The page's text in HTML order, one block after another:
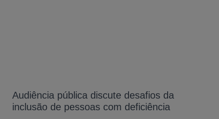
Audiência pública discute desafios da
inclusão de pessoas com deficiência